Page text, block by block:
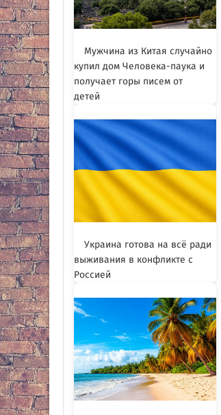
Мужчина из Китая случайно
купил дом Человека-паука и
получает горы писем от
детей
Украина готова на всё ради
выживания в конфликте с
Россией